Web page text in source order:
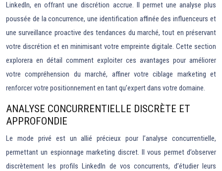
LinkedIn, en offrant une discrétion accrue. Il permet une analyse plus
poussée de la concurrence, une identification affinée des influenceurs et
une surveillance proactive des tendances du marché, tout en préservant
votre discrétion et en minimisant votre empreinte digitale. Cette section
explorera en détail comment exploiter ces avantages pour améliorer
votre compréhension du marché, affiner votre ciblage marketing et
renforcer votre positionnement en tant qu’expert dans votre domaine.
ANALYSE CONCURRENTIELLE DISCRÈTE ET
APPROFONDIE
Le mode privé est un allié précieux pour l’analyse concurrentielle,
permettant un espionnage marketing discret. Il vous permet d’observer
discrètement les profils LinkedIn de vos concurrents, d’étudier leurs